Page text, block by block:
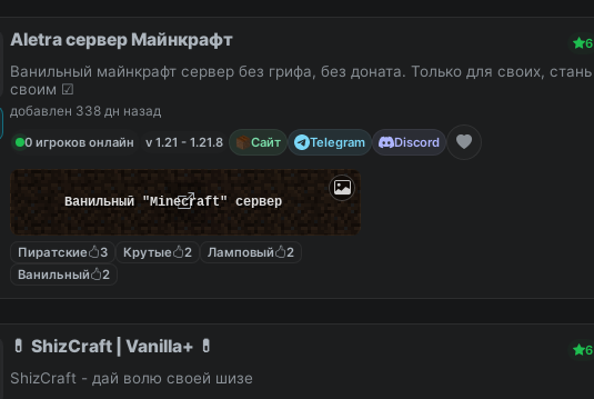
Aletra сервер Майнкрафт 6
Ванильный майнкрафт сервер без грифа, без доната. Только для своих, стань
своим ☑
добавлен 338 дн назад
0 игроков онлайн
v 1.21 - 1.21.8 Сайт Telegram Discord
Ванильный "Minecraft" сервер
Пиратские 3 Крутые 2 Ламповый
2
Ванильный
2
💊 ShizCraft | Vanilla+ 💊 6
ShizCraft - дай волю своей шизе